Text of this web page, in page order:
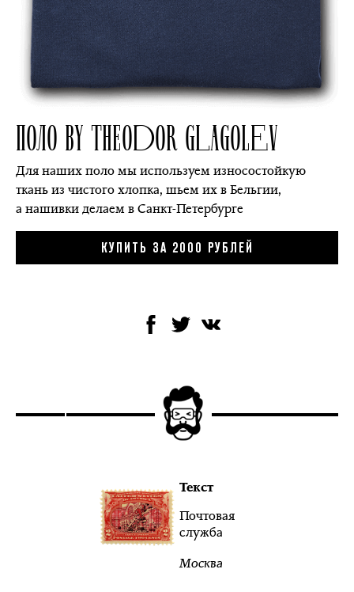
ПОЛО BY THEODOR GLAGOLEV
Для наших поло мы используем износостойкую
ткань из чистого хлопка, шьем их в Бельгии,
а нашивки делаем в Санкт-Петербурге
КУПИТЬ ЗА 2000 РУБЛЕЙ
Текст
Почтовая
служба
Москва